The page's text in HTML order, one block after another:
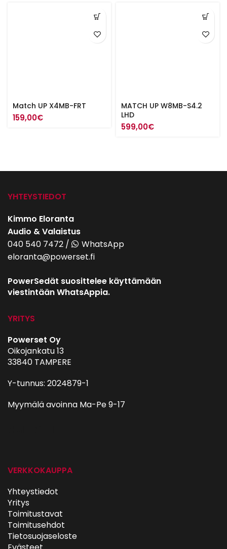
Match UP X4MB-FRT
159,00€
MATCH UP W8MB-S4.2
LHD
599,00€
YHTEYSTIEDOT
Kimmo Eloranta
Audio & Valaistus
040 540 7472 /
WhatsApp
eloranta@powerset.fi
PowerSedät suosittelee käyttämään
viestintään WhatsAppia.
YRITYS
Powerset Oy
Oikojankatu 13
33840 TAMPERE
Y-tunnus: 2024879-1
Myymälä avoinna Ma-Pe 9-17
VERKKOKAUPPA
Yhteystiedot
Yritys
Toimitustavat
Toimitusehdot
Tietosuojaseloste